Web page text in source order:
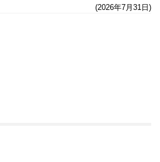
2026年7月31日